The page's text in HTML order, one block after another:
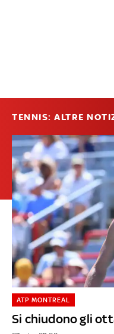
TENNIS: ALTRE
Si chiudono gli
ATP MONTREAL